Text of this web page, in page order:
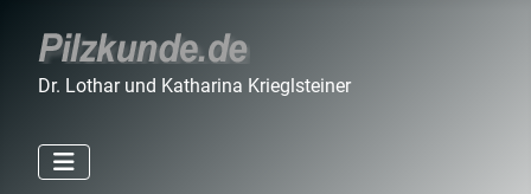
Dr. Lothar und Katharina Krieglsteiner